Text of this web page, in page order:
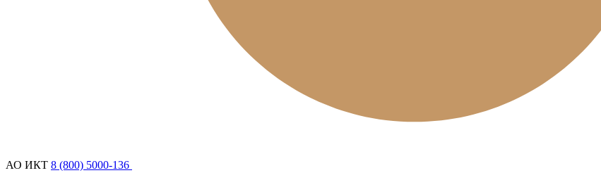
АО ИКТ 8 (800) 5000-136